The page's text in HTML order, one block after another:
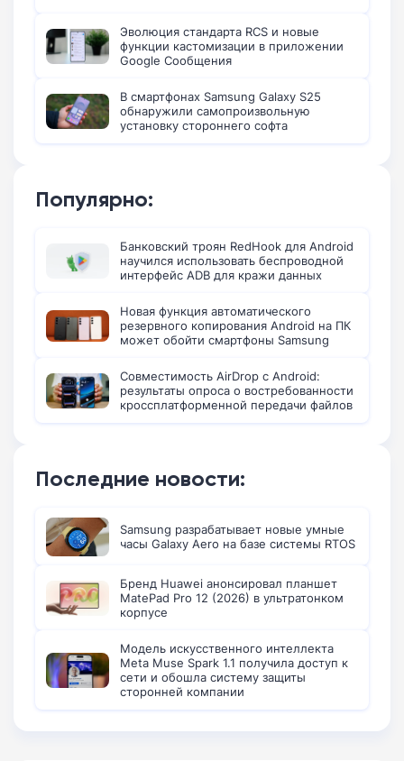
Эволюция стандарта RCS и новые
функции кастомизации в приложении
Google Сообщения
В смартфонах Samsung Galaxy S25
обнаружили самопроизвольную
установку стороннего софта
Популярно:
Банковский троян RedHook для Android
научился использовать беспроводной
интерфейс ADB для кражи данных
Новая функция автоматического
резервного копирования Android на ПК
может обойти смартфоны Samsung
Совместимость AirDrop с Android:
результаты опроса о востребованности
кроссплатформенной передачи файлов
Последние новости:
Samsung разрабатывает новые умные
часы Galaxy Aero на базе системы RTOS
Бренд Huawei анонсировал планшет
MatePad Pro 12 (2026) в ультратонком
корпусе
Модель искусственного интеллекта
Meta Muse Spark 1.1 получила доступ к
сети и обошла систему защиты
сторонней компании